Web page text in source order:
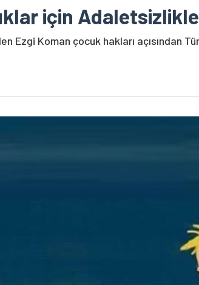
için
Ezgi Koman çocuk hakları açısından